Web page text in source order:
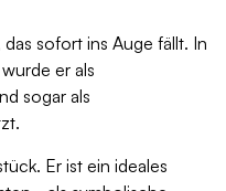
sofort ins Auge fällt. In
er als
sogar als
Er ist ein ideales